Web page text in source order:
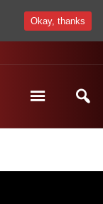
Okay, thanks